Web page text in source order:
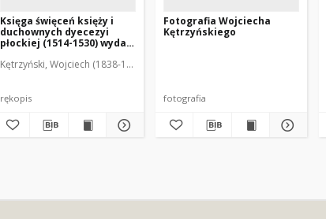
Księga święceń księży i
duchownych dyecezyi
płockiej (1514-1530) wydał
Kętrzyński, Wojciech (1838-1918)
rękopis
Fotografia Wojciecha
Kętrzyńskiego
fotografia